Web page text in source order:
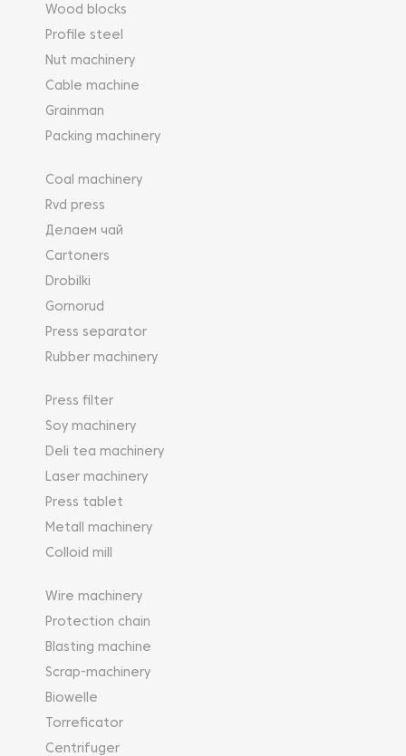
Wood blocks
Profile steel
Nut machinery
Cable machine
Grainman
Packing machinery
Coal machinery
Rvd press
Делаем чай
Cartoners
Drobilki
Gornorud
Press separator
Rubber machinery
Press filter
Soy machinery
Deli tea machinery
Laser machinery
Press tablet
Metall machinery
Colloid mill
Wire machinery
Protection chain
Blasting machine
Scrap-machinery
Biowelle
Torreficator
Centrifuger